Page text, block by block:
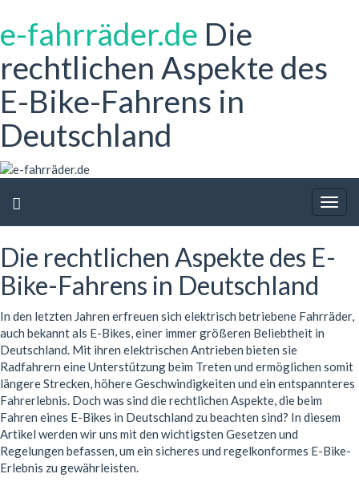
e-fahrräder.de Die
rechtlichen Aspekte des
E-Bike-Fahrens in
Deutschland
Die rechtlichen Aspekte des E-
Bike-Fahrens in Deutschland
In den letzten Jahren erfreuen sich elektrisch betriebene Fahrräder,
auch bekannt als E-Bikes, einer immer größeren Beliebtheit in
Deutschland. Mit ihren elektrischen Antrieben bieten sie
Radfahrern eine Unterstützung beim Treten und ermöglichen somit
längere Strecken, höhere Geschwindigkeiten und ein entspannteres
Fahrerlebnis. Doch was sind die rechtlichen Aspekte, die beim
Fahren eines E-Bikes in Deutschland zu beachten sind? In diesem
Artikel werden wir uns mit den wichtigsten Gesetzen und
Regelungen befassen, um ein sicheres und regelkonformes E-Bike-
Erlebnis zu gewährleisten.